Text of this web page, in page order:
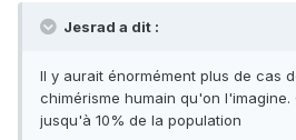
Jesrad a dit :
Il y aurait énormément plus de cas
chimérisme humain qu'on
jusqu'à 10% de la population